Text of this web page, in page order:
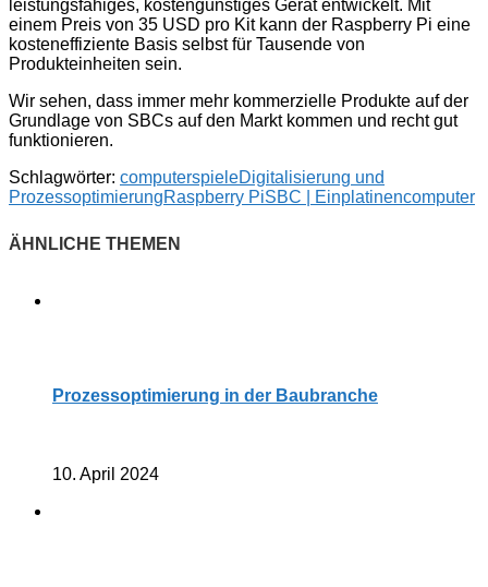
leistungsfähiges, kostengünstiges Gerät entwickelt. Mit
einem Preis von 35 USD pro Kit kann der Raspberry Pi eine
kosteneffiziente Basis selbst für Tausende von
Produkteinheiten sein.
Wir sehen, dass immer mehr kommerzielle Produkte auf der
Grundlage von SBCs auf den Markt kommen und recht gut
funktionieren.
Schlagwörter: computerspieleDigitalisierung und
ProzessoptimierungRaspberry PiSBC | Einplatinencomputer
Prozessoptimierung in der Baubranche
10. April 2024